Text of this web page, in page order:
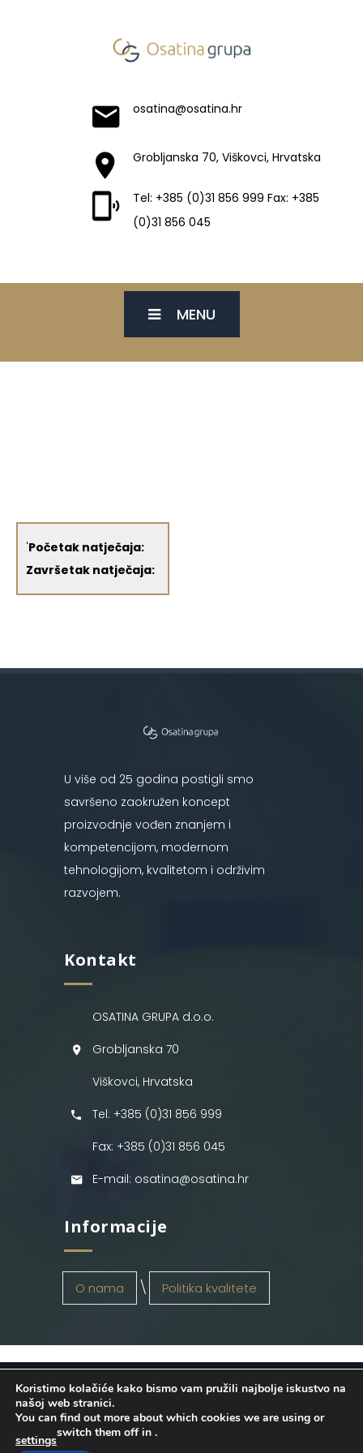
osatina@osatina.hr
Grobljanska 70, Viškovci, Hrvatska
Tel: +385 (0)31 856 999 Fax: +385
(0)31 856 045
MENU
'Početak natječaja:
Završetak natječaja:
U više od 25 godina postigli smo
savršeno zaokružen koncept
proizvodnje vođen znanjem i
kompetencijom, modernom
tehnologijom, kvalitetom i održivim
razvojem.
Kontakt
OSATINA GRUPA d.o.o.
Grobljanska 70
Viškovci, Hrvatska
Tel: +385 (0)31 856 999
Fax: +385 (0)31 856 045
E-mail: osatina@osatina.hr
Informacije
O nama Politika kvalitete
OSATINA GRUPA d.o.o. 2026
. Configured
byINFOS Osijek. Sva prava pridržana.
Koristimo kolačiće kako bismo vam pružili najbolje iskustvo na
našoj web stranici.
You can find out more about which cookies we are using or
switch them off in
settings
.